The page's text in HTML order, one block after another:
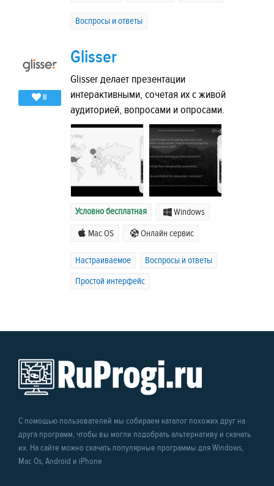
Воспросы и ответы
8
Glisser
Glisser делает презентации
интерактивными, сочетая их с живой
аудиторией, вопросами и опросами.
Условно бесплатная Windows
Mac OS Онлайн сервис
Настраиваемое
Воспросы и ответы
Простой интерфейс
С помощью пользователей мы собираем каталог похожих друг на
друга программ, чтобы вы могли подобрать альтернативу и скачать
их. На сайте можно скачать популярные программы для Windows,
Mac Os, Android и iPhone